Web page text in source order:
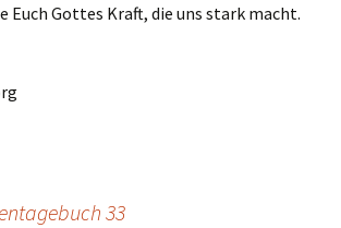
Euch Gottes Kraft, die uns stark macht.
33